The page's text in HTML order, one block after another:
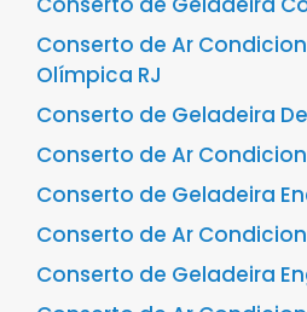
Conserto de Ar
Olímpica RJ
Conserto de Geladeira
Conserto de Ar
Conserto de Geladeira
Conserto de Ar
Conserto de Geladeira